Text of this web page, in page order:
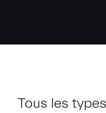
Tous les